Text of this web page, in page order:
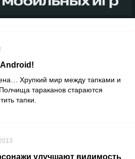
Хрупкий мир между тапками и
тараканов стараются
тапки.
улучшают видимость